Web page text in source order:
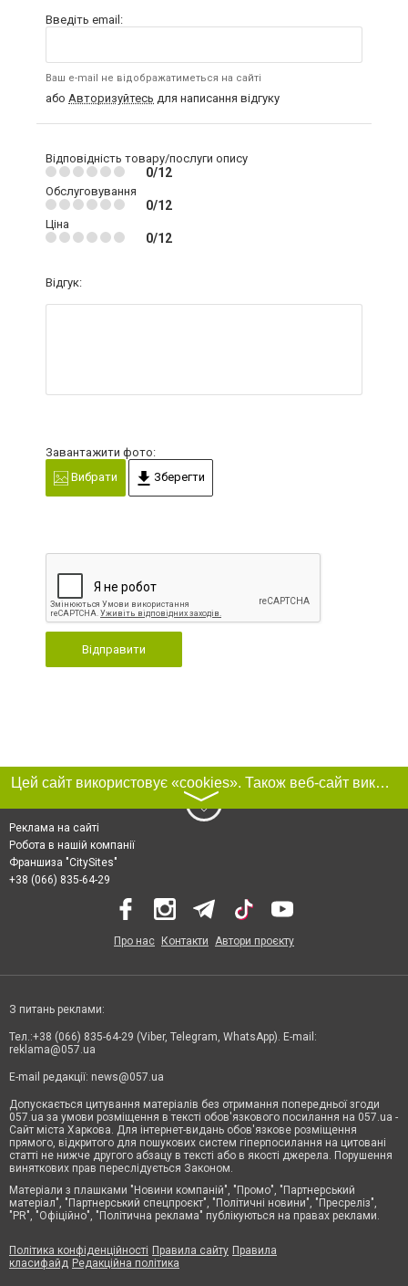
Введіть email:
Ваш e-mail не відображатиметься на сайті
або Авторизуйтесь для написання відгуку
Відповідність товару/послуги опису
0/12
Обслуговування
0/12
Ціна
0/12
Відгук:
Завантажити фото:
Вибрати
Зберегти
Відправити
Цей сайт використовує «cookies». Також веб-сайт використовує інтернет-сервіс для збору технічних даних стосовно відвідувачів з метою отримання маркетингової та статистичної інформації. Умови обробки даних відвідувачів сайту див.
〉
Реклама на сайті
Робота в нашій компанії
Франшиза "CitySites"
+38 (066) 835-64-29
Про нас Контакти Автори проєкту
З питань реклами:
Тел.:+38 (066) 835-64-29 (Viber, Telegram, WhatsApp). E-mail:
reklama@057.ua
E-mail редакції: news@057.ua
Допускається цитування матеріалів без отримання попередньої згоди
057.ua за умови розміщення в тексті обов'язкового посилання на 057.ua -
Сайт міста Харкова. Для інтернет-видань обов'язкове розміщення
прямого, відкритого для пошукових систем гіперпосилання на цитовані
статті не нижче другого абзацу в тексті або в якості джерела. Порушення
виняткових прав переслідується Законом.
Матеріали з плашками "Новини компаній", "Промо", "Партнерський
матеріал", "Партнерський спецпроєкт", "Політичні новини", "Пресреліз",
"PR", "Офіційно", "Політична реклама" публікуються на правах реклами.
Політика конфіденційності Правила сайту Правила
класифайд Редакційна політика